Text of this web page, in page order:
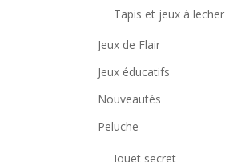
Tapis et jeux à lecher
Jeux de Flair
Jeux éducatifs
Nouveautés
Peluche
Jouet secret